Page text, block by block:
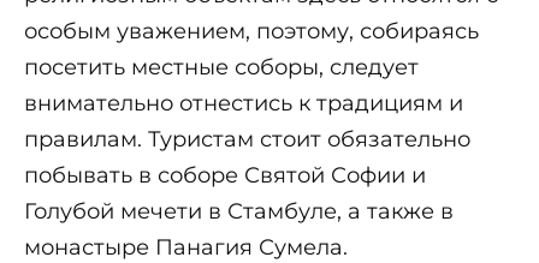
особым уважением, поэтому, собираясь
посетить местные соборы, следует
внимательно отнестись к традициям и
правилам. Туристам стоит обязательно
побывать в соборе Святой Софии и
Голубой мечети в Стамбуле, а также в
монастыре Панагия Сумела.